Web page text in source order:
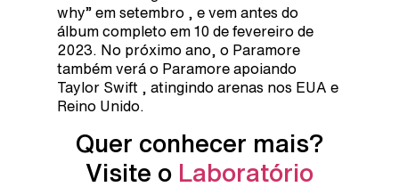
why” em setembro , e vem antes do
álbum completo em 10 de fevereiro de
2023. No próximo ano, o Paramore
também verá o Paramore apoiando
Taylor Swift , atingindo arenas nos EUA e
Reino Unido.
Quer conhecer mais?
Visite o Laboratório